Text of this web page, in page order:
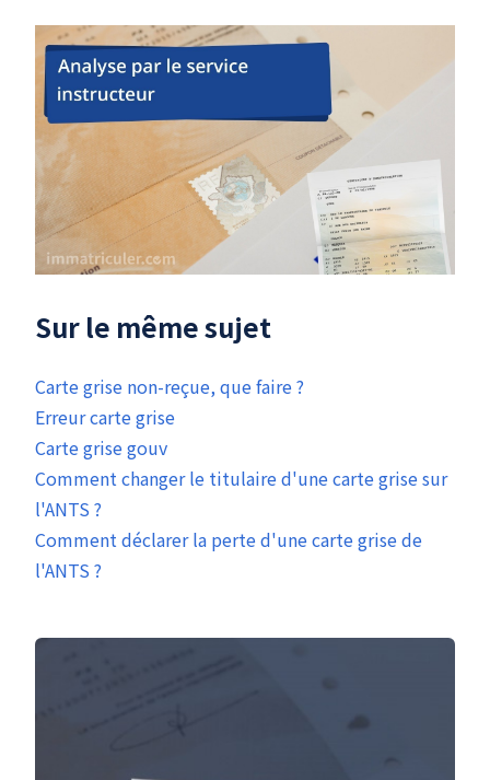
Sur le même sujet
Carte grise non-reçue, que faire ?
Erreur carte grise
Carte grise gouv
Comment changer le titulaire d'une carte grise sur
l'ANTS ?
Comment déclarer la perte d'une carte grise de
l'ANTS ?